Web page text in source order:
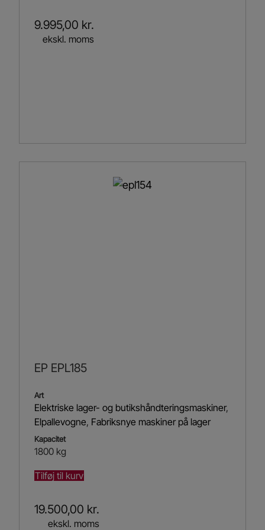
9.995,00 kr.
ekskl. moms
EP EPL185
Art
Elektriske lager- og butikshåndteringsmaskiner,
Elpallevogne, Fabriksnye maskiner på lager
Kapacitet
1800 kg
Tilføj til kurv
19.500,00 kr.
ekskl. moms